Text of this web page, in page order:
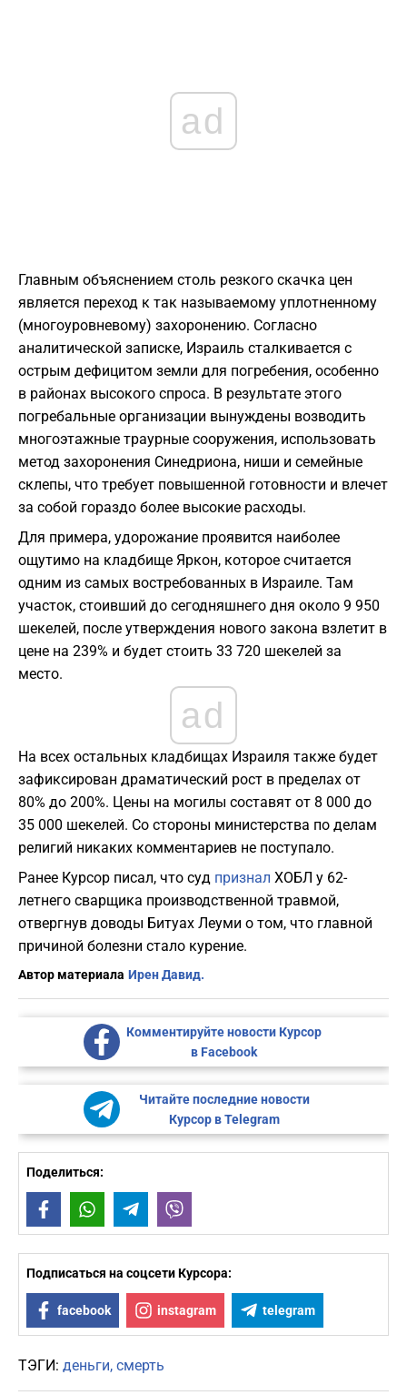
ad
Главным объяснением столь резкого скачка цен
является переход к так называемому уплотненному
(многоуровневому) захоронению. Согласно
аналитической записке, Израиль сталкивается с
острым дефицитом земли для погребения, особенно
в районах высокого спроса. В результате этого
погребальные организации вынуждены возводить
многоэтажные траурные сооружения, использовать
метод захоронения Синедриона, ниши и семейные
склепы, что требует повышенной готовности и влечет
за собой гораздо более высокие расходы.
Для примера, удорожание проявится наиболее
ощутимо на кладбище Яркон, которое считается
одним из самых востребованных в Израиле. Там
участок, стоивший до сегодняшнего дня около 9 950
шекелей, после утверждения нового закона взлетит в
цене на 239% и будет стоить 33 720 шекелей за
место.
ad
На всех остальных кладбищах Израиля также будет
зафиксирован драматический рост в пределах от
80% до 200%. Цены на могилы составят от 8 000 до
35 000 шекелей. Со стороны министерства по делам
религий никаких комментариев не поступало.
Ранее Курсор писал, что суд признал ХОБЛ у 62-
летнего сварщика производственной травмой,
отвергнув доводы Битуах Леуми о том, что главной
причиной болезни стало курение.
Автор материала Ирен Давид.
Комментируйте новости Курсор
в Facebook
Читайте последние новости
Курсор в Telegram
Поделиться:
FacebookWhatsAppTelegram
Подписаться на соцсети Курсора:
facebook instagram telegram
ТЭГИ: деньги смерть